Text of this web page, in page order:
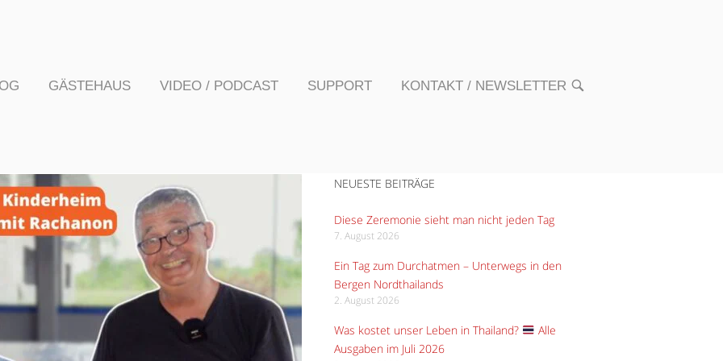
GÄSTEHAUS VIDEO / PODCAST SUPPORT KONTAKT / NEWSLETTER OPEN
NEUESTE BEITRÄGE
Diese Zeremonie sieht man nicht jeden Tag
7. August 2026
Ein Tag zum Durchatmen – Unterwegs in den
Bergen Nordthailands
2. August 2026
Was kostet unser Leben in Thailand?
Alle
Ausgaben im Juli 2026